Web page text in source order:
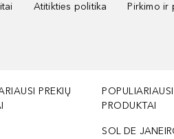
Atitikties politika Pirkimo ir
PREKIŲ
POPULIARIAUSI
PRODUKTAI
SOL DE